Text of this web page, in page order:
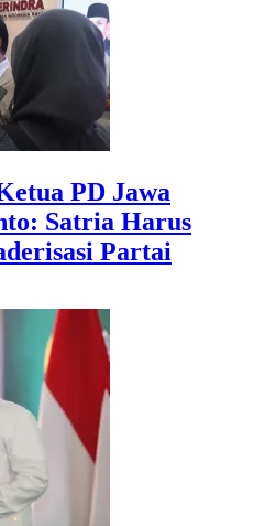
PD Jawa
Satria Harus
Partai